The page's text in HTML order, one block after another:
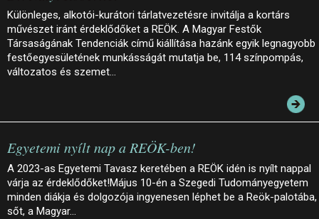
Különleges, alkotói-kurátori tárlatvezetésre invitálja a kortárs
művészet iránt érdeklődőket a REÖK. A Magyar Festők
Társaságának Tendenciák című kiállítása hazánk egyik legnagyobb
festőegyesületének munkásságát mutatja be, 114 színpompás,
változatos és szemet…
Egyetemi nyílt nap a REÖK-ben!
A 2023-as Egyetemi Tavasz keretében a REÖK idén is nyílt nappal
várja az érdeklődőket!Május 10-én a Szegedi Tudományegyetem
minden diákja és dolgozója ingyenesen léphet be a Reök-palotába,
sőt, a Magyar…